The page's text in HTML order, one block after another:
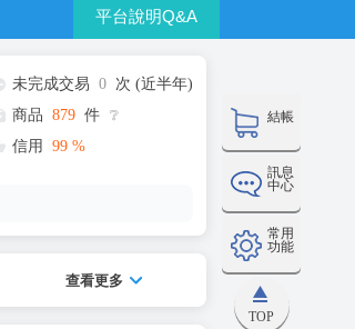
平台說明Q&A
結帳
訊息
中心
常用
功能
TOP
未完成交易 0 次 (近半年)
商品 879 件 ❔
信用
99 %
查看更多